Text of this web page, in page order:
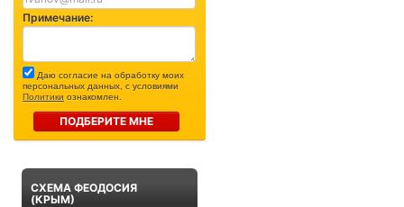
Примечание:
Даю согласие на обработку моих
персональных данных, с условиями
Политики ознакомлен.
ПОДБЕРИТЕ МНЕ
СХЕМА ФЕОДОСИЯ
(КРЫМ)